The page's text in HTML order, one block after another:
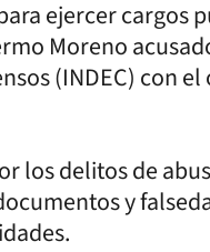
ejercer cargos
Moreno
(INDEC) con
los delitos de
y